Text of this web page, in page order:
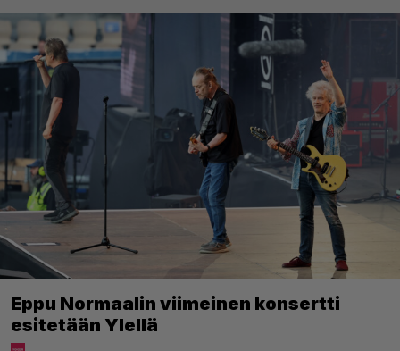
Eppu Normaalin viimeinen konsertti
esitetään Ylellä